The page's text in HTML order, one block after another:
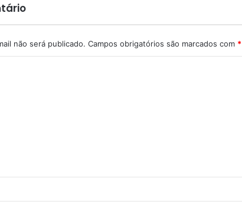
não será publicado. Campos obrigatórios são marcados com *